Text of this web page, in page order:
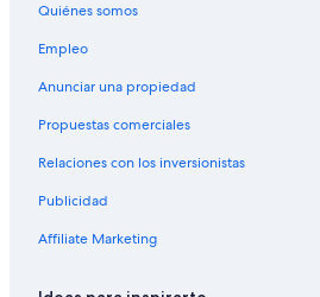
Quiénes somos
Empleo
Anunciar una propiedad
Propuestas comerciales
Relaciones con los inversionistas
Publicidad
Affiliate Marketing